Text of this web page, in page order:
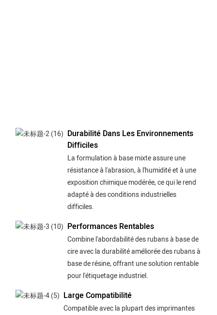
Durabilité Dans Les Environnements
Difficiles
La formulation à base mixte assure une
résistance à l'abrasion, à l'humidité et à une
exposition chimique modérée, ce qui le rend
adapté à des conditions industrielles
difficiles.
Performances Rentables
Combine l'abordabilité des rubans à base de
cire avec la durabilité améliorée des rubans à
base de résine, offrant une solution rentable
pour l'étiquetage industriel.
Large Compatibilité
Compatible avec la plupart des imprimantes